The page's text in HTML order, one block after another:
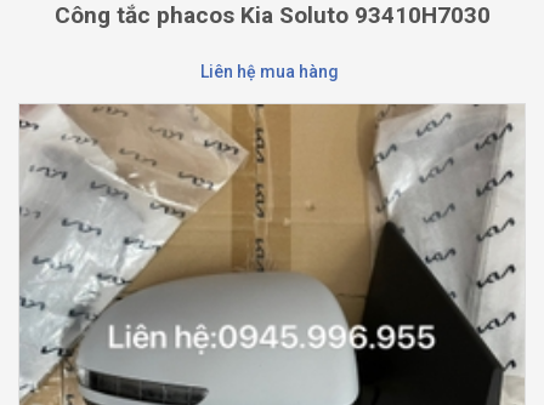
Công tắc phacos Kia Soluto 93410H7030
Liên hệ mua hàng